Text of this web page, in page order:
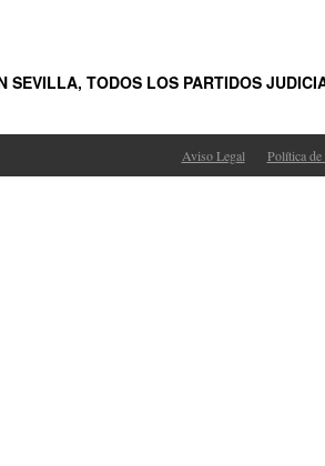
SEVILLA, TODOS LOS PARTIDOS
Aviso Legal Política